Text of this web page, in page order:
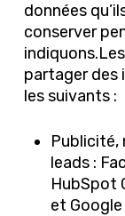
données
conserver
partager des
les suivants :
Publicité,
leads :
HubSpot
et